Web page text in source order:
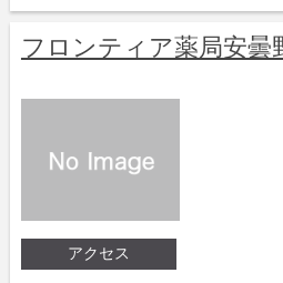
フロンティア薬局安曇
アクセス